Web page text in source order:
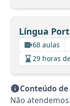
Língua
68 aulas
29 horas
Conteúdo
Não